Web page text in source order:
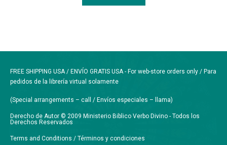
FREE SHIPPING USA / ENVÍO GRATIS USA - For web-store orders only / Para
pedidos de la librería virtual solamente
(Special arrangements – call / Envíos especiales – llama)
Derecho de Autor © 2009 Ministerio Biblico Verbo Divino - Todos los
Derechos Reservados
Terms and Conditions / Términos y condiciones